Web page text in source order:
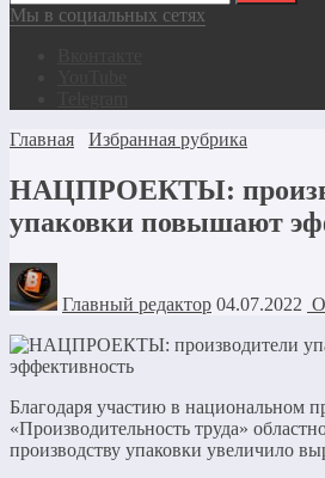
Мы в социальных сетях
Главная
Избранная рубрика
НАЦПРОЕКТЫ:
упаковки повышают
Главный редактор 04.07.2022
Благодаря участию в национальном
«Производительность труда»
производству упаковки увеличило